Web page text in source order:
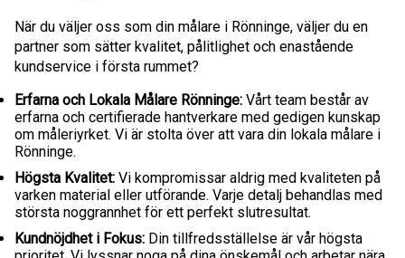
När du väljer oss som din målare i Rönninge, väljer du en
partner som sätter kvalitet, pålitlighet och enastående
kundservice i första rummet?
Erfarna och Lokala Målare Rönninge: Vårt team består av
erfarna och certifierade hantverkare med gedigen kunskap
om måleriyrket. Vi är stolta över att vara din lokala målare i
Rönninge.
Högsta Kvalitet: Vi kompromissar aldrig med kvaliteten på
varken material eller utförande. Varje detalj behandlas med
största noggrannhet för ett perfekt slutresultat.
Kundnöjdhet i Fokus: Din tillfredsställelse är vår högsta